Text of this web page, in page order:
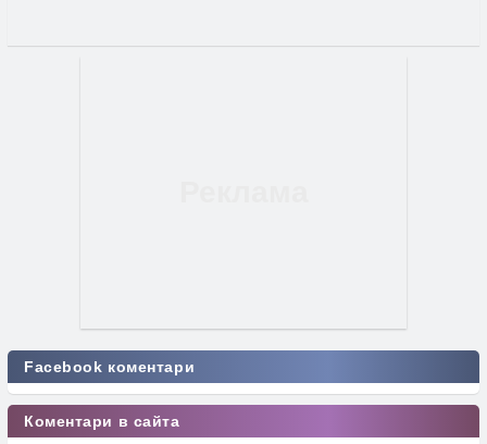
Facebook коментари
Коментари в сайта